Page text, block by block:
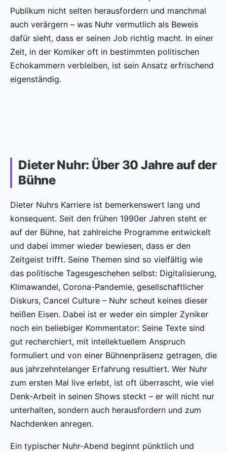
Publikum nicht selten herausfordern und manchmal
auch verärgern – was Nuhr vermutlich als Beweis
dafür sieht, dass er seinen Job richtig macht. In einer
Zeit, in der Komiker oft in bestimmten politischen
Echokammern verbleiben, ist sein Ansatz erfrischend
eigenständig.
Dieter Nuhr: Über 30 Jahre auf der
Bühne
Dieter Nuhrs Karriere ist bemerkenswert lang und
konsequent. Seit den frühen 1990er Jahren steht er
auf der Bühne, hat zahlreiche Programme entwickelt
und dabei immer wieder bewiesen, dass er den
Zeitgeist trifft. Seine Themen sind so vielfältig wie
das politische Tagesgeschehen selbst: Digitalisierung,
Klimawandel, Corona-Pandemie, gesellschaftlicher
Diskurs, Cancel Culture – Nuhr scheut keines dieser
heißen Eisen. Dabei ist er weder ein simpler Zyniker
noch ein beliebiger Kommentator: Seine Texte sind
gut recherchiert, mit intellektuellem Anspruch
formuliert und von einer Bühnenpräsenz getragen, die
aus jahrzehntelanger Erfahrung resultiert. Wer Nuhr
zum ersten Mal live erlebt, ist oft überrascht, wie viel
Denk-Arbeit in seinen Shows steckt – er will nicht nur
unterhalten, sondern auch herausfordern und zum
Nachdenken anregen.
Ein typischer Nuhr-Abend beginnt pünktlich und